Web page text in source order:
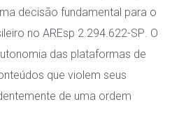
decisãofundamental para o
no AREsp 2.294.622-SP. O
das plataformas de
que violem seus
de uma ordem